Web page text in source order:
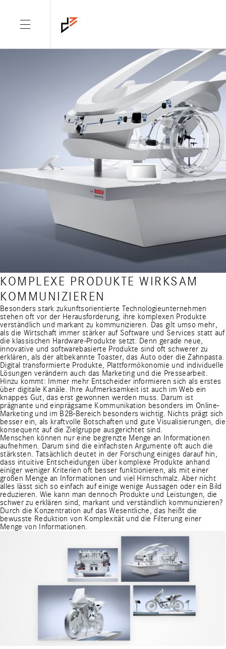
KOMPLEXE PRODUKTE WIRKSAM
KOMMUNIZIEREN
Besonders stark zukunftsorientierte Technologieunternehmen
stehen oft vor der Herausforderung, ihre komplexen Produkte
verständlich und markant zu kommunizieren. Das gilt umso mehr,
als die Wirtschaft immer stärker auf Software und Services statt auf
die klassischen Hardware-Produkte setzt. Denn gerade neue,
innovative und softwarebasierte Produkte sind oft schwerer zu
erklären, als der altbekannte Toaster, das Auto oder die Zahnpasta.
Digital transformierte Produkte, Plattformökonomie und individuelle
Lösungen verändern auch das Marketing und die Pressearbeit.
Hinzu kommt: Immer mehr Entscheider informieren sich als erstes
über digitale Kanäle. Ihre Aufmerksamkeit ist auch im Web ein
knappes Gut, das erst gewonnen werden muss. Darum ist
prägnante und einprägsame Kommunikation besonders im Online-
Marketing und im B2B-Bereich besonders wichtig. Nichts prägt sich
besser ein, als kraftvolle Botschaften und gute Visualisierungen, die
konsequent auf die Zielgruppe ausgerichtet sind.
Menschen können nur eine begrenzte Menge an Informationen
aufnehmen. Darum sind die einfachsten Argumente oft auch die
stärksten. Tatsächlich deutet in der Forschung einiges darauf hin,
dass intuitive Entscheidungen über komplexe Produkte anhand
einiger weniger Kriterien oft besser funktionieren, als mit einer
großen Menge an Informationen und viel Hirnschmalz. Aber nicht
alles lässt sich so einfach auf einige wenige Aussagen oder ein Bild
reduzieren. Wie kann man dennoch Produkte und Leistungen, die
schwer zu erklären sind, markant und verständlich kommunizieren?
Durch die Konzentration auf das Wesentliche, das heißt die
bewusste Reduktion von Komplexität und die Filterung einer
Menge von Informationen.